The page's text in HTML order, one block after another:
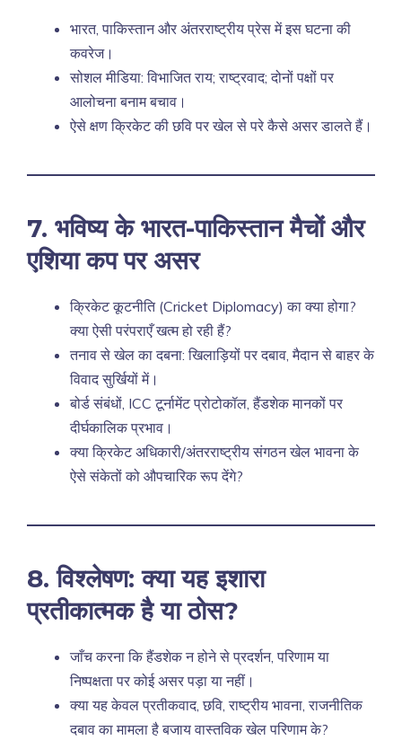
भारत, पाकिस्तान और अंतरराष्ट्रीय प्रेस में इस घटना की
कवरेज।
सोशल मीडिया: विभाजित राय; राष्ट्रवाद; दोनों पक्षों पर
आलोचना बनाम बचाव।
ऐसे क्षण क्रिकेट की छवि पर खेल से परे कैसे असर डालते हैं।
7. भविष्य के भारत-पाकिस्तान मैचों और
एशिया कप पर असर
क्रिकेट कूटनीति (Cricket Diplomacy) का क्या होगा?
क्या ऐसी परंपराएँ खत्म हो रही हैं?
तनाव से खेल का दबना: खिलाड़ियों पर दबाव, मैदान से बाहर के
विवाद सुर्खियों में।
बोर्ड संबंधों, ICC टूर्नामेंट प्रोटोकॉल, हैंडशेक मानकों पर
दीर्घकालिक प्रभाव।
क्या क्रिकेट अधिकारी/अंतरराष्ट्रीय संगठन खेल भावना के
ऐसे संकेतों को औपचारिक रूप देंगे?
8. विश्लेषण: क्या यह इशारा
प्रतीकात्मक है या ठोस?
जाँच करना कि हैंडशेक न होने से प्रदर्शन, परिणाम या
निष्पक्षता पर कोई असर पड़ा या नहीं।
क्या यह केवल प्रतीकवाद, छवि, राष्ट्रीय भावना, राजनीतिक
दबाव का मामला है बजाय वास्तविक खेल परिणाम के?